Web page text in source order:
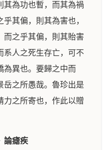
其為功也暫，而其為禍
其偏，則其為害也，
而之乎其偏，則其貽害
系人之死生存亡，可不
為異也。要歸之中而
岳之所愚哉。魯珍出是
力之所寄也，作此以贈
論瘧疾